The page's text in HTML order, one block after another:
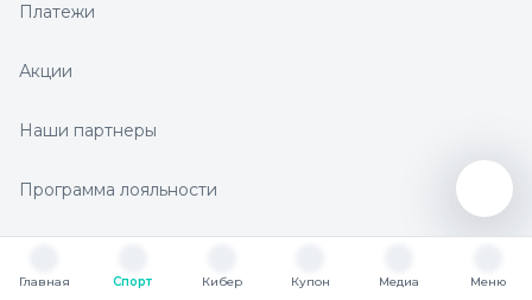
Платежи
Акции
Наши партнеры
Программа лояльности
Главная
Спорт
Кибер
Купон
Медиа
Меню